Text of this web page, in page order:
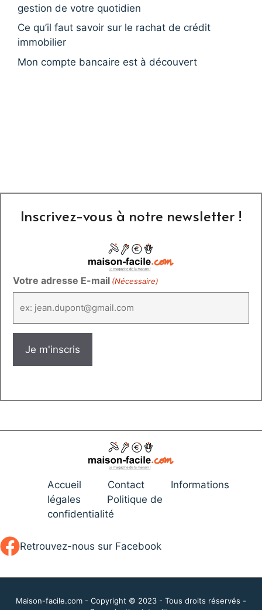
gestion de votre quotidien
Ce qu’il faut savoir sur le rachat de crédit
immobilier
Mon compte bancaire est à découvert
Inscrivez-vous à notre newsletter !
Votre adresse E-mail (Nécessaire)
Accueil Contact
Informations
légales
Politique de
confidentialité
Retrouvez-nous sur Facebook
Maison-facile.com - Copyright © 2023 - Tous droits réservés -